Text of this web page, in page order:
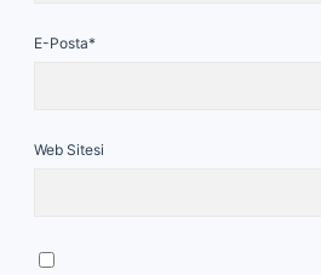
E-Posta*
Web Sitesi